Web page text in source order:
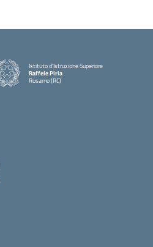
Istituto d'Istruzione Superiore
Raffele Piria
Rosarno (RC)